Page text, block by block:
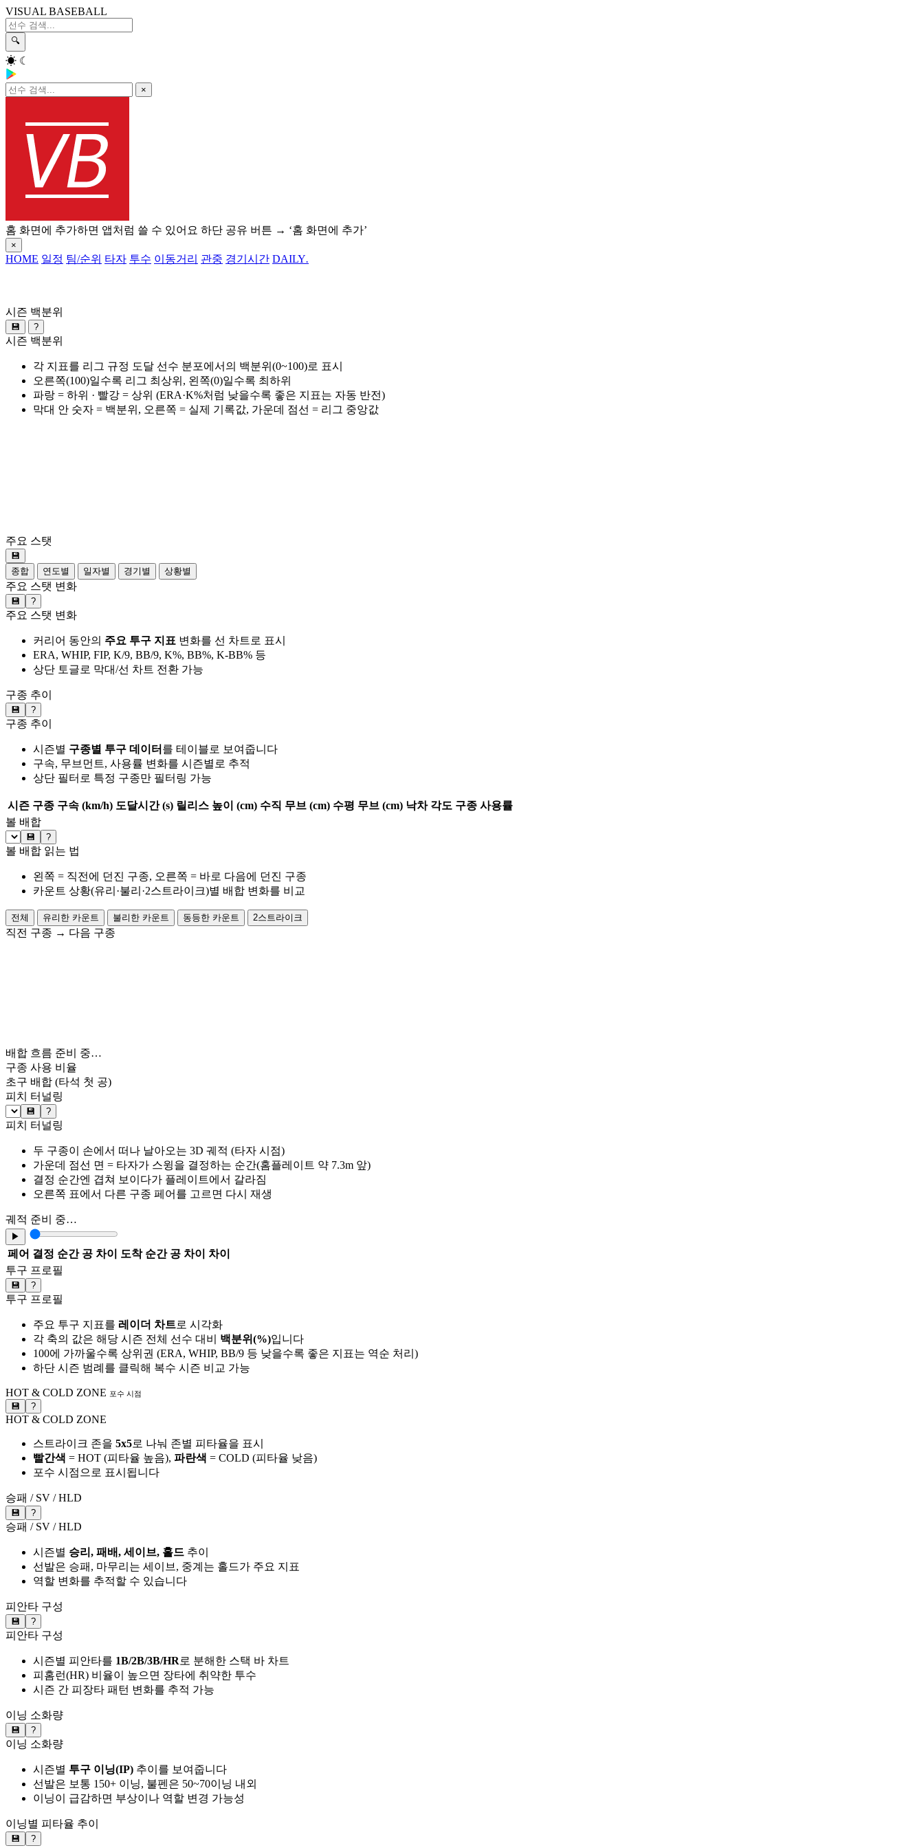
VISUAL BASEBALL
🔍
☀ ☾
×
홈 화면에 추가하면 앱처럼 쓸 수 있어요 하단 공유 버튼 → ‘홈 화면에 추가’
×
HOME 일정 팀/순위 타자 투수 이동거리 관중 경기시간 DAILY.
시즌 백분위
💾 ?
시즌 백분위
각 지표를 리그 규정 도달 선수 분포에서의 백분위(0~100)로 표시
오른쪽(100)일수록 리그 최상위, 왼쪽(0)일수록 최하위
파랑 = 하위 · 빨강 = 상위 (ERA·K%처럼 낮을수록 좋은 지표는 자동 반전)
막대 안 숫자 = 백분위, 오른쪽 = 실제 기록값, 가운데 점선 = 리그 중앙값
주요 스탯
💾
종합
연도별 일자별 경기별 상황별
주요 스탯 변화
💾 ?
주요 스탯 변화
커리어 동안의 주요 투구 지표 변화를 선 차트로 표시
ERA, WHIP, FIP, K/9, BB/9, K%, BB%, K-BB% 등
상단 토글로 막대/선 차트 전환 가능
구종 추이
💾 ?
구종 추이
시즌별 구종별 투구 데이터 를 테이블로 보여줍니다
구속, 무브먼트, 사용률 변화를 시즌별로 추적
상단 필터로 특정 구종만 필터링 가능
시즌 구종 구속 (km/h) 도달시간 (s) 릴리스 높이 (cm) 수직 무브 (cm) 수평 무브 (cm) 낙차 각도 구종 사용률
볼 배합
💾 ?
볼 배합 읽는 법
왼쪽 = 직전에 던진 구종, 오른쪽 = 바로 다음에 던진 구종
카운트 상황(유리·불리·2스트라이크)별 배합 변화를 비교
전체 유리한 카운트 불리한 카운트 동등한 카운트 2스트라이크
직전 구종 → 다음 구종
배합 흐름 준비 중…
구종 사용 비율
초구 배합 (타석 첫 공)
피치 터널링
💾 ?
피치 터널링
두 구종이 손에서 떠나 날아오는 3D 궤적 (타자 시점)
가운데 점선 면 = 타자가 스윙을 결정하는 순간(홈플레이트 약 7.3m 앞)
결정 순간엔 겹쳐 보이다가 플레이트에서 갈라짐
오른쪽 표에서 다른 구종 페어를 고르면 다시 재생
궤적 준비 중…
▶
페어 결정 순간 공 차이 도착 순간 공 차이
차이
투구 프로필
💾 ?
투구 프로필
주요 투구 지표를 레이더 차트로 시각화
각 축의 값은 해당 시즌 전체 선수 대비 백분위(%)입니다
100에 가까울수록 상위권 (ERA, WHIP, BB/9 등 낮을수록 좋은 지표는 역순 처리)
하단 시즌 범례를 클릭해 복수 시즌 비교 가능
HOT & COLD ZONE 포수 시점
💾 ?
HOT & COLD ZONE
스트라이크 존을 5x5로 나눠 존별 피타율을 표시
빨간색 = HOT (피타율 높음), 파란색 = COLD (피타율 낮음)
포수 시점으로 표시됩니다
승패 / SV / HLD
💾 ?
승패 / SV / HLD
시즌별 승리, 패배, 세이브, 홀드 추이
선발은 승패, 마무리는 세이브, 중계는 홀드가 주요 지표
역할 변화를 추적할 수 있습니다
피안타 구성
💾 ?
피안타 구성
시즌별 피안타를 1B/2B/3B/HR로 분해한 스택 바 차트
피홈런(HR) 비율이 높으면 장타에 취약한 투수
시즌 간 피장타 패턴 변화를 추적 가능
이닝 소화량
💾 ?
이닝 소화량
시즌별 투구 이닝(IP) 추이를 보여줍니다
선발은 보통 150+ 이닝, 불펜은 50~70이닝 내외
이닝이 급감하면 부상이나 역할 변경 가능성
이닝별 피타율 추이
💾 ?